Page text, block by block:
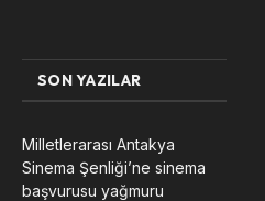
SON YAZILAR
Milletlerarası Antakya
Sinema Şenliği’ne sinema
başvurusu yağmuru